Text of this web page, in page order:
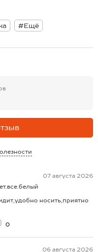
#Ещё
07 августа 2026
носить,приятно
0
06 августа 2026